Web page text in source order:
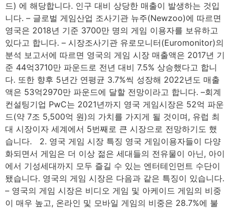
드) 에 해당합니다. 인구 대비 상당한 매출이 발생하는 것입
니다. – 글로벌 게임산업 조사기관 뉴주(Newzoo)에 따르면
영국은 2018년 기준 3700만 명의 게임 이용자를 보유하고
있다고 합니다. – 시장조사기관 유로모니터(Euromonitor)의
분석 보고서에 따르면 영국의 게임 시장 매출액은 2017년 기
준 44억3710만 파운드로 전년 대비 7.5% 상승했다고 합니
다. 또한 향후 5년간 연평균 3.7%씩 성장해 2022년도 매출
액은 53억2970만 파운드에 달할 전망이라고 합니다. –회계
컨설팅기업 PwC는 2021년까지 영국 게임시장은 52억 파운
드(약 7조 5,500억 원)의 가치를 가지게 될 것이며, 유럽 최
대 시장이자 세계에서 5번째로 큰 시장으로 전망하기도 했
습니다. 2. 영국 게임 시장 특징 영국 게임이용자들이 다양
화되면서 게임은 더 이상 젊은 세대들의 전유물이 아닌, 아이
에서 기성세대까지 모두 즐길 수 있는 엔터테인먼트 수단이
됐습니다. 영국의 게임 시장은 다음과 같은 특징이 있습니다.
– 영국의 게임 시장은 비디오 게임 및 아케이드 게임의 비중
이 매우 높고, 온라인 및 모바일 게임의 비중은 28.7%에 불